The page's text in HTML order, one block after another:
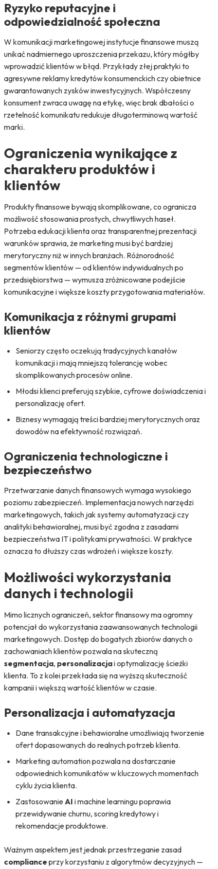
Ryzyko reputacyjne i
odpowiedzialność społeczna
W komunikacji marketingowej instytucje finansowe muszą
unikać nadmiernego uproszczenia przekazu, który mógłby
wprowadzić klientów w błąd. Przykłady złej praktyki to
agresywne reklamy kredytów konsumenckich czy obietnice
gwarantowanych zysków inwestycyjnych. Współczesny
konsument zwraca uwagę na etykę, więc brak dbałości o
rzetelność komunikatu redukuje długoterminową wartość
marki.
Ograniczenia wynikające z
charakteru produktów i
klientów
Produkty finansowe bywają skomplikowane, co ogranicza
możliwość stosowania prostych, chwytliwych haseł.
Potrzeba edukacji klienta oraz transparentnej prezentacji
warunków sprawia, że marketing musi być bardziej
merytoryczny niż w innych branżach. Różnorodność
segmentów klientów — od klientów indywidualnych po
przedsiębiorstwa — wymusza zróżnicowane podejście
komunikacyjne i większe koszty przygotowania materiałów.
Komunikacja z różnymi grupami
klientów
Seniorzy często oczekują tradycyjnych kanałów
komunikacji i mają mniejszą tolerancję wobec
skomplikowanych procesów online.
Młodsi klienci preferują szybkie, cyfrowe doświadczenia i
personalizację ofert.
Biznesy wymagają treści bardziej merytorycznych oraz
dowodów na efektywność rozwiązań.
Ograniczenia technologiczne i
bezpieczeństwo
Przetwarzanie danych finansowych wymaga wysokiego
poziomu zabezpieczeń. Implementacja nowych narzędzi
marketingowych, takich jak systemy automatyzacji czy
analityki behawioralnej, musi być zgodna z zasadami
bezpieczeństwa IT i politykami prywatności. W praktyce
oznacza to dłuższy czas wdrożeń i większe koszty.
Możliwości wykorzystania
danych i technologii
Mimo licznych ograniczeń, sektor finansowy ma ogromny
potencjał do wykorzystania zaawansowanych technologii
marketingowych. Dostęp do bogatych zbiorów danych o
zachowaniach klientów pozwala na skuteczną
segmentacja, personalizacjai optymalizację ścieżki
klienta. To z kolei przekłada się na wyższą skuteczność
kampanii i większą wartość klientów w czasie.
Personalizacja i automatyzacja
Dane transakcyjne i behawioralne umożliwiają tworzenie
ofert dopasowanych do realnych potrzeb klienta.
Marketing automation pozwala na dostarczanie
odpowiednich komunikatów w kluczowych momentach
cyklu życia klienta.
ZastosowanieAI i machine learningu poprawia
przewidywanie churnu, scoring kredytowy i
rekomendacje produktowe.
Ważnym aspektem jest jednak przestrzeganie zasad
compliance przy korzystaniu z algorytmów decyzyjnych —